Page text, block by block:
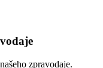
zpravodaje.